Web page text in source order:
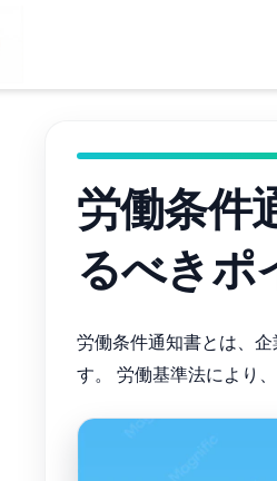
労働条件
るべきポ
労働条件通知書とは、
す。 労働基準法により